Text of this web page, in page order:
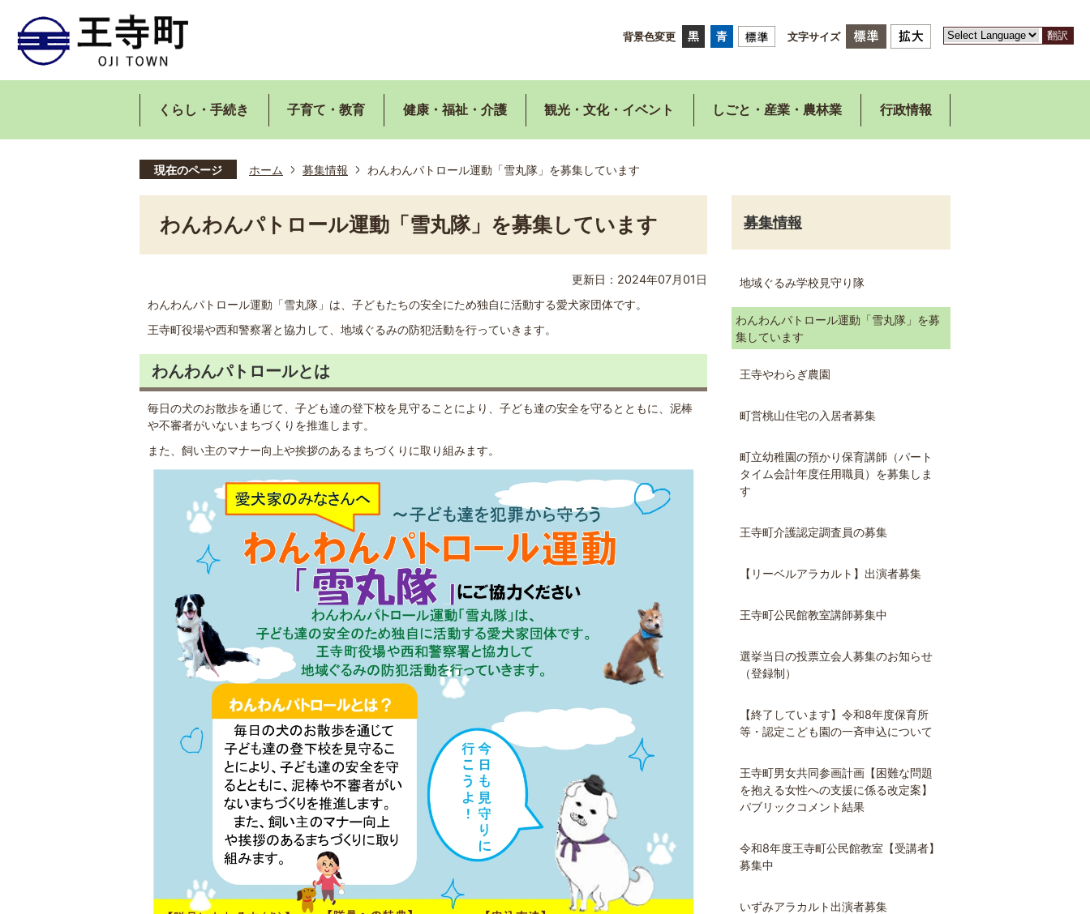
背景色変更 文字サイズ 翻訳
くらし・手続き 子育て・教育 健康・福祉・介護 観光・文化・イベント しごと・産業・農林業 行政情報
現在のページ ホーム 募集情報 わんわんパトロール運動「雪丸隊」を募集しています
わんわんパトロール運動「雪丸隊」を募集しています
更新日：2024年07月01日
わんわんパトロール運動「雪丸隊」は、子どもたちの安全にため独自に活動する愛犬家団体です。
王寺町役場や西和警察署と協力して、地域ぐるみの防犯活動を行っていきます。
わんわんパトロールとは
毎日の犬のお散歩を通じて、子ども達の登下校を見守ることにより、子ども達の安全を守るとともに、泥棒
や不審者がいないまちづくりを推進します。
また、飼い主のマナー向上や挨拶のあるまちづくりに取り組みます。
募集情報
地域ぐるみ学校見守り隊
わんわんパトロール運動「雪丸隊」を募
集しています
王寺やわらぎ農園
町営桃山住宅の入居者募集
町立幼稚園の預かり保育講師（パート
タイム会計年度任用職員）を募集しま
す
王寺町介護認定調査員の募集
【リーベルアラカルト】出演者募集
王寺町公民館教室講師募集中
選挙当日の投票立会人募集のお知らせ
（登録制）
【終了しています】令和8年度保育所
等・認定こども園の一斉申込について
王寺町男女共同参画計画【困難な問題
を抱える女性への支援に係る改定案】
パブリックコメント結果
令和8年度王寺町公民館教室【受講者】
募集中
いずみアラカルト出演者募集